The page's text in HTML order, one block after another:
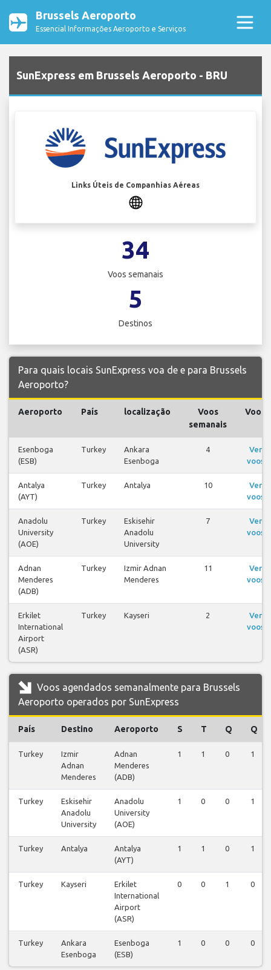
Brussels Aeroporto
Essencial Informações Aeroporto e Serviços
SunExpress em Brussels Aeroporto - BRU
Links Úteis de Companhias Aéreas
34
Voos semanais
5
Destinos
Para quais locais SunExpress voa de e para Brussels
Aeroporto?
Aeroporto País localização
Voos
semanais
Voos
Esenboga
(ESB)
Turkey
Ankara
Esenboga
4
Ver
voos
Antalya
(AYT)
Turkey Antalya 10
Ver
voos
Anadolu
University
(AOE)
Turkey
Eskisehir
Anadolu
University
7
Ver
voos
Adnan
Menderes
(ADB)
Turkey
Izmir Adnan
Menderes
11
Ver
voos
Erkilet
International
Airport
(ASR)
Turkey Kayseri 2
Ver
voos
Voos agendados semanalmente para Brussels
Aeroporto operados por SunExpress
País Destino Aeroporto S T Q Q
Turkey
Izmir
Adnan
Menderes
Adnan
Menderes
(ADB)
1 1 0 1
Turkey
Eskisehir
Anadolu
University
Anadolu
University
(AOE)
1 0 0 1
Turkey Antalya
Antalya
(AYT)
1 1 0 1
Turkey Kayseri
Erkilet
International
Airport
(ASR)
0 0 1 0
Turkey
Ankara
Esenboga
Esenboga
(ESB)
1 0 0 0